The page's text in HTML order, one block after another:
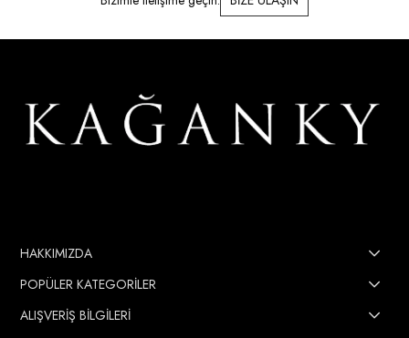
HAKKIMIZDA
POPÜLER KATEGORİLER
ALIŞVERİŞ BİLGİLERİ